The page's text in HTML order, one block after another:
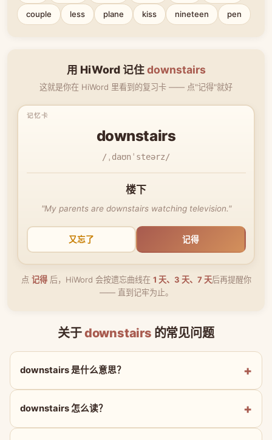
couple less plane kiss nineteen pen
用 HiWord 记住downstairs
这就是你在 HiWord 里看到的复习卡 —— 点"记得"就好
downstairs
/ˌdaʊnˈsteərz/
楼下
"My parents are downstairs watching television."
又忘了 记得
点 记得后，HiWord 会按遗忘曲线在 1 天、3 天、7 天后再提醒你
—— 直到记牢为止。
关于downstairs 的常见问题
downstairs 是什么意思？
downstairs 怎么读？